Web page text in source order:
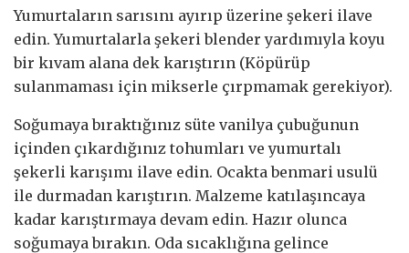
Yumurtaların sarısını ayırıp üzerine şekeri ilave
edin. Yumurtalarla şekeri blender yardımıyla koyu
bir kıvam alana dek karıştırın (Köpürüp
sulanmaması için mikserle çırpmamak gerekiyor).
Soğumaya bıraktığınız süte vanilya çubuğunun
içinden çıkardığınız tohumları ve yumurtalı
şekerli karışımı ilave edin. Ocakta benmari usulü
ile durmadan karıştırın. Malzeme katılaşıncaya
kadar karıştırmaya devam edin. Hazır olunca
soğumaya bırakın. Oda sıcaklığına gelince